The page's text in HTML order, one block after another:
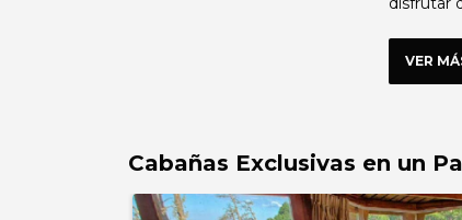
VER
Cabañas Exclusivas en un